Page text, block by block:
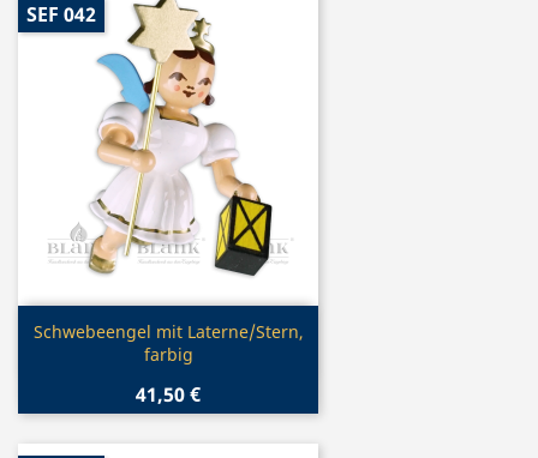
Vorschau
Schwebeengel mit Laterne/Stern,
farbig
41,50 €
SEF 042